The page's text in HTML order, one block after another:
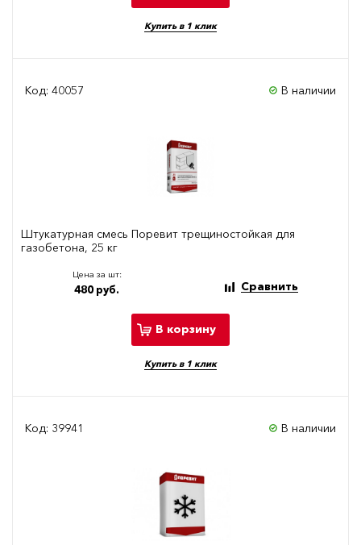
Купить в 1 клик
Код: 40057 В наличии
Штукатурная смесь Поревит трещиностойкая для
газобетона, 25 кг
Цена за шт:
480 руб. Сравнить
В корзину
Купить в 1 клик
Код: 39941 В наличии